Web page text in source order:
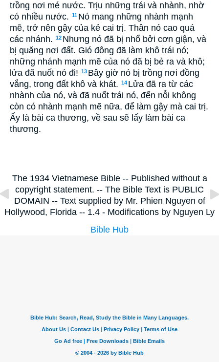
trồng nơi mé nước. Trịu những trái và nhành, nhờ
có nhiều nước. 11 Nó mang những nhành mạnh
mẽ, trở nên gậy của kẻ cai trị. Thân nó cao quá
các nhánh. 12 Nhưng nó đã bị nhổ bởi cơn giận, và
bị quăng nơi đất. Gió đông đã làm khô trái nó;
những nhánh mạnh mẽ của nó đã bị bẻ ra và khô;
lửa đã nuốt nó đi! 13 Bây giờ nó bị trồng nơi đồng
vắng, trong đất khô và khát. 14 Lửa đã ra từ các
nhành của nó, và đã nuốt trái nó, đến nỗi không
còn có nhành mạnh mẽ nữa, để làm gậy mà cai trị.
Ấy là bài ca thương, về sau sẽ lấy làm bài ca
thương.
The 1934 Vietnamese Bible -- Published without a
copyright statement. -- The Bible Text is PUBLIC
DOMAIN -- Text supplied by Mr. Phien Nguyen of
Hollywood, Florida -- 1.4 - Modifications by Nguyen Ly
Bible Hub